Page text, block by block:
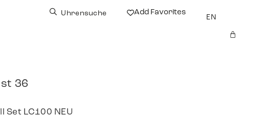
Uhrensuche Add Favorites
EN
36
Set LC100 NEU